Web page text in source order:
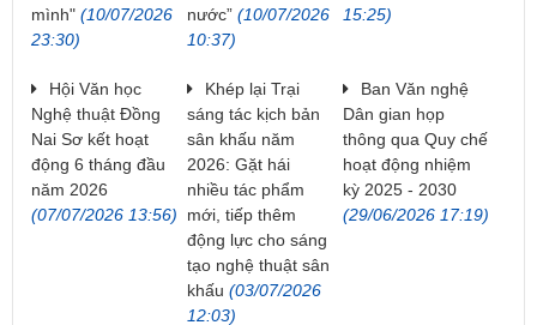
mình" (10/07/2026
23:30)
nước”(10/07/2026
10:37)
15:25)
Hội Văn học
Nghệ thuật Đồng
Nai Sơ kết hoạt
động 6 tháng đầu
năm 2026
(07/07/2026 13:56)
Khép lại Trại
sáng tác kịch bản
sân khấu năm
2026: Gặt hái
nhiều tác phẩm
mới, tiếp thêm
động lực cho sáng
tạo nghệ thuật sân
khấu (03/07/2026
12:03)
Ban Văn nghệ
Dân gian họp
thông qua Quy chế
hoạt động nhiệm
kỳ 2025 - 2030
(29/06/2026 17:19)